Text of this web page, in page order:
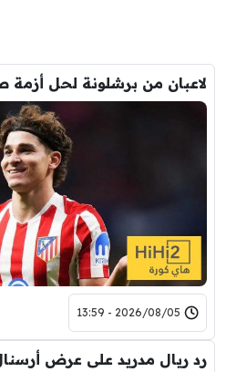
لاعبان من برشلونة لحل أزمة
2026/08/05 - 13:59
رد ريال مدريد على عرض